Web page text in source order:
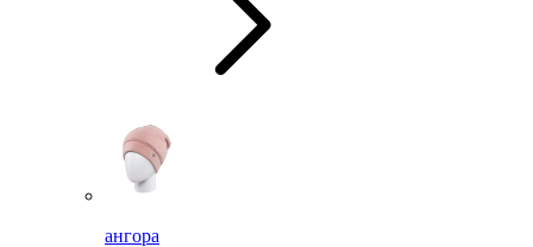
ангора